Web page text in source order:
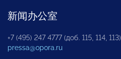
新闻办公室
+7 (495) 247 4777 (доб. 115, 114, 113)
pressa@opora.ru